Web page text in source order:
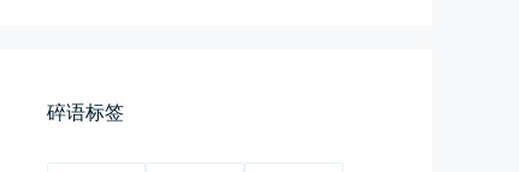
碎语标签